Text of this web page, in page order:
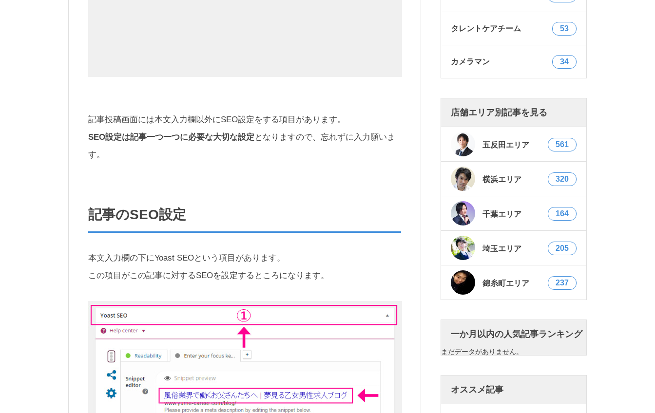
記事投稿画面には本文入力欄以外にSEO設定をする項目があります。
SEO設定は記事一つ一つに必要な大切な設定 となりますので、忘れずに入力願いま
す。
記事のSEO設定
本文入力欄の下にYoast SEOという項目があります。
この項目がこの記事に対するSEOを設定するところになります。
タレントケアチーム 53
カメラマン 34
店舗エリア別記事を見る
五反田エリア 561
横浜エリア 320
千葉エリア 164
埼玉エリア 205
錦糸町エリア 237
一か月以内の人気記事ランキング
まだデータがありません。
オススメ記事